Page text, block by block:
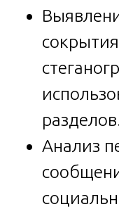
Анализ